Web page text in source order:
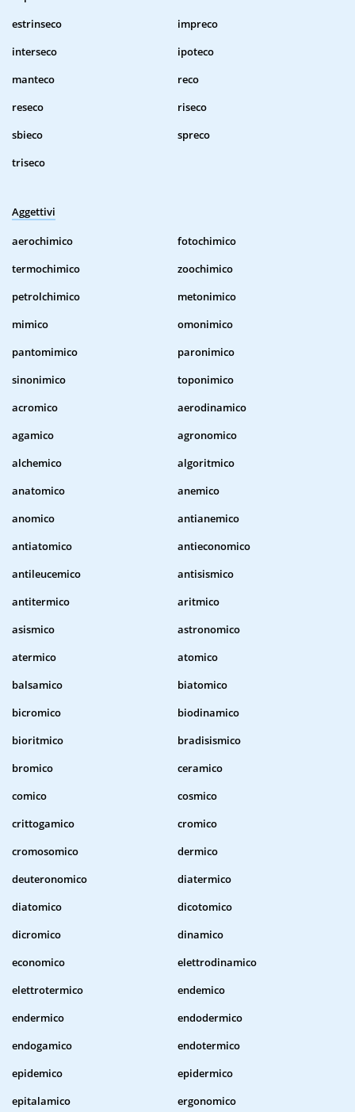
estrinseco
impreco
interseco
ipoteco
manteco
reco
reseco
riseco
sbieco
spreco
triseco
Aggettivi
aerochimico
fotochimico
termochimico
zoochimico
petrolchimico
metonimico
mimico
omonimico
pantomimico
paronimico
sinonimico
toponimico
acromico
aerodinamico
agamico
agronomico
alchemico
algoritmico
anatomico
anemico
anomico
antianemico
antiatomico
antieconomico
antileucemico
antisismico
antitermico
aritmico
asismico
astronomico
atermico
atomico
balsamico
biatomico
bicromico
biodinamico
bioritmico
bradisismico
bromico
ceramico
comico
cosmico
crittogamico
cromico
cromosomico
dermico
deuteronomico
diatermico
diatomico
dicotomico
dicromico
dinamico
economico
elettrodinamico
elettrotermico
endemico
endermico
endodermico
endogamico
endotermico
epidemico
epidermico
epitalamico
ergonomico